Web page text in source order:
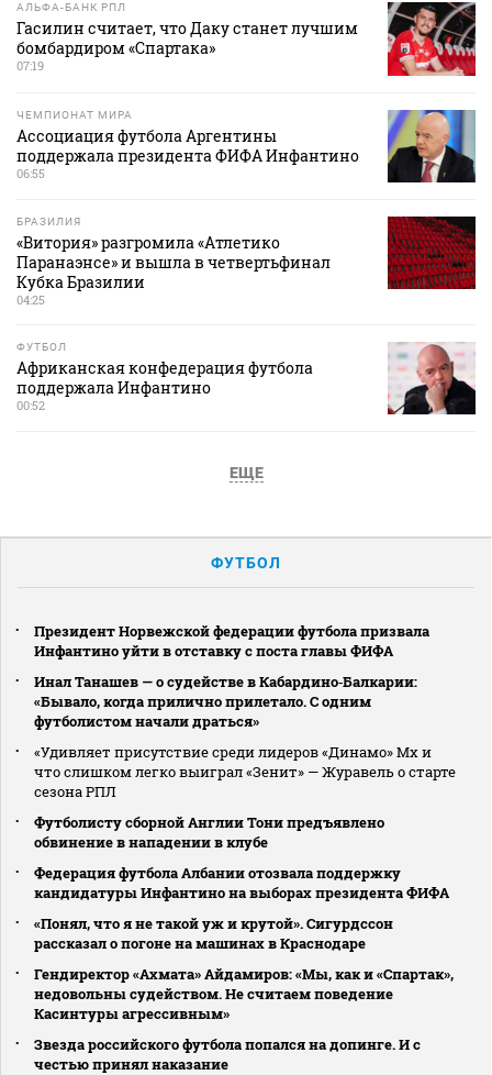
АЛЬФА-БАНК РПЛ
Гасилин считает, что Даку станет лучшим
бомбардиром «Спартака»
07:19
ЧЕМПИОНАТ МИРА
Ассоциация футбола Аргентины
поддержала президента ФИФА Инфантино
06:55
БРАЗИЛИЯ
«Витория» разгромила «Атлетико
Паранаэнсе» и вышла в четвертьфинал
Кубка Бразилии
04:25
ФУТБОЛ
Африканская конфедерация футбола
поддержала Инфантино
00:52
ЕЩЕ
ФУТБОЛ
Президент Норвежской федерации футбола призвала
Инфантино уйти в отставку с поста главы ФИФА
Инал Танашев — о судействе в Кабардино‑Балкарии:
«Бывало, когда прилично прилетало. С одним
футболистом начали драться»
«Удивляет присутствие среди лидеров «Динамо» Мх и
что слишком легко выиграл «Зенит» — Журавель о старте
сезона РПЛ
Футболисту сборной Англии Тони предъявлено
обвинение в нападении в клубе
Федерация футбола Албании отозвала поддержку
кандидатуры Инфантино на выборах президента ФИФА
«Понял, что я не такой уж и крутой». Сигурдссон
рассказал о погоне на машинах в Краснодаре
Гендиректор «Ахмата» Айдамиров: «Мы, как и «Спартак»,
недовольны судейством. Не считаем поведение
Касинтуры агрессивным»
Звезда российского футбола попался на допинге. И с
честью принял наказание